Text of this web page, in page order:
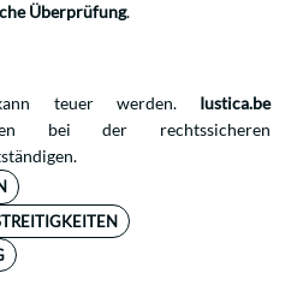
Überprüfung.
kann teuer werden. Iustica.be
bei der rechtssicheren